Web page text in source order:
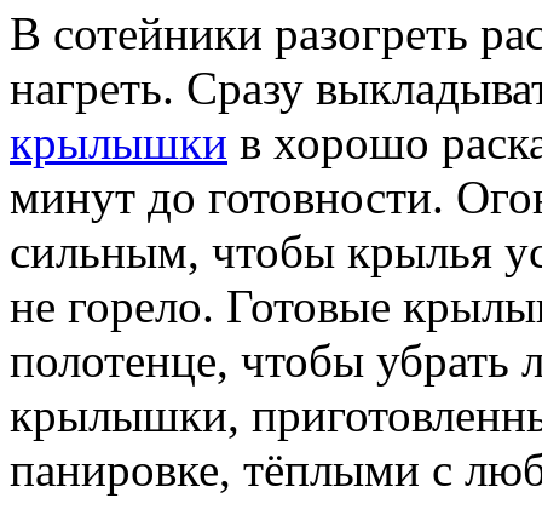
В сотейники разогреть
нагреть. Сразу
крылышки в хорошо
минут до готовности.
сильным, чтобы крылья
не горело. Готовые
полотенце, чтобы
крылышки,
панировке, тёплыми с